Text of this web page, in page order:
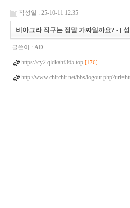
작성일 : 25-10-11 12:35
비아그라 직구는 정말 가짜일까요? - [
글쓴이 : AD
https://cy2.qldkahf365.top [176]
http://www.chirchir.net/bbs/